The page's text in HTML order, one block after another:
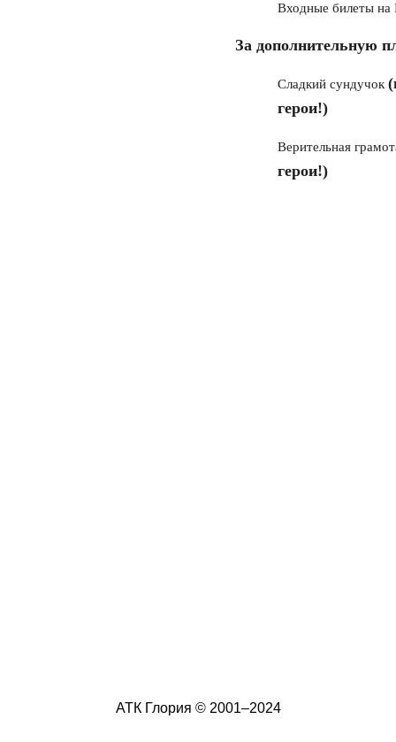
Входные билеты
За дополнительную
Сладкий сундучок
герои!)
Верительная
герои!)
АТК Глория © 2001–2024